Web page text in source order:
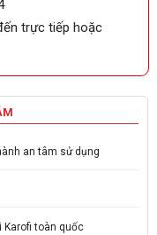
trực tiếp hoặc
an tâm sử dụng
Karofi toàn quốc